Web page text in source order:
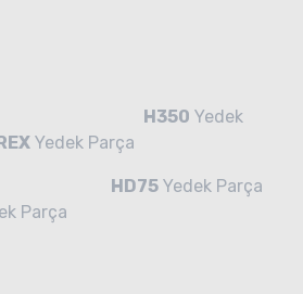
Parça H350 Yedek
Yedek Parça
HD75 Yedek Parça
Parça